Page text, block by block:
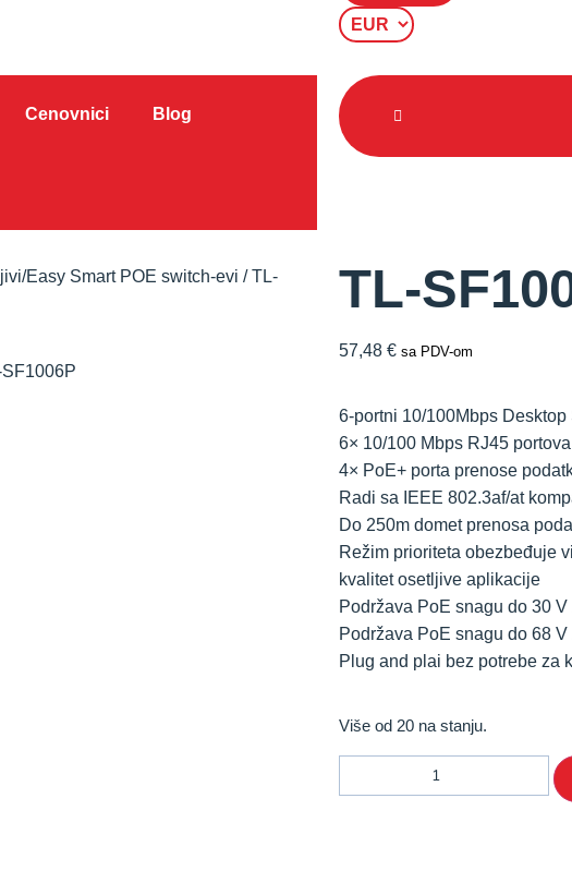
Cenovnici Blog
Easy Smart POE switch-evi / TL-
TL-
57,48 € sa PDV-om
6-portni 10/100Mbps
6× 10/100 Mbps RJ45 portova
4× PoE+ porta prenose
Radi sa IEEE 802.3af/at
Do 250m domet prenosa
Režim prioriteta obezbeđuje
kvalitet osetljive aplikacije
Podržava PoE snagu do 30
Podržava PoE snagu do 68
Plug and plai bez potrebe za
Više od 20 na stanju.